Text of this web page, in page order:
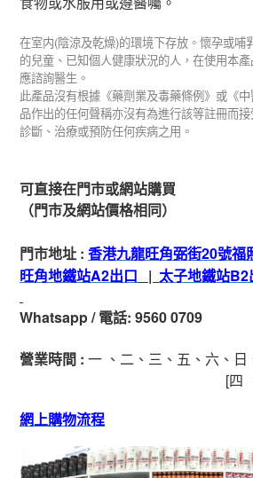
在室内(陰涼及乾燥)的環境下存放。懷孕或哺
的兒童、已知個人健康狀況的人，在使用本
應諮詢醫生。
此產品沒有根據《藥劑業及毒藥條例》或《
品作出的任何聲稱亦沒有為進行該等註冊而
診斷、治療或預防任何疾病之用。
可直接在門市或網站購買
（門市及網站價格相同）
門市地址 : 香港九龍旺角弼街20號福
旺角地鐵站A2出口 | 太子地鐵站B2
Whatsapp/電話: 9560 0709
營業時間 : 一 、二、三、五 、六 、日
[四
網上購物流程